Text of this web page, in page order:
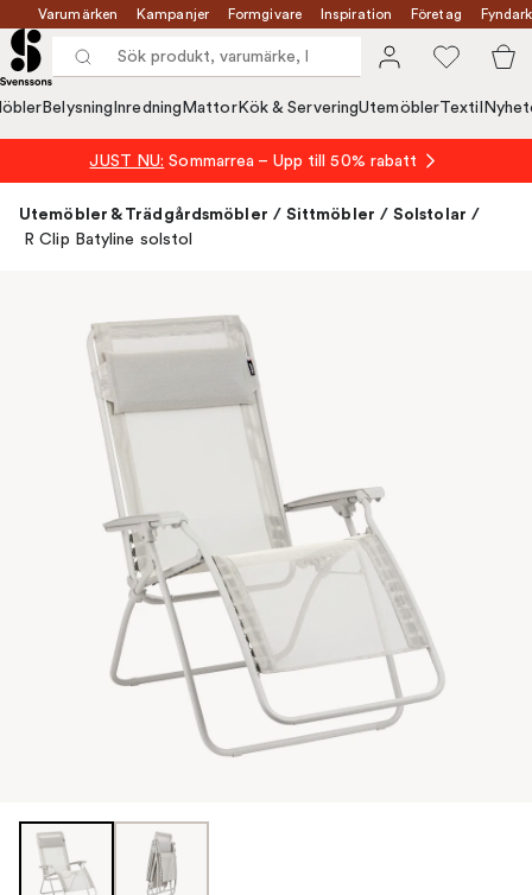
Varumärken Kampanjer Formgivare Inspiration Företag
Belysning Inredning MattorKök & ServeringUtemöblerTextil
JUST NU: Sommarrea – Upp till 50% rabatt
Utemöbler & Trädgårdsmöbler / Sittmöbler / Solstolar /
R Clip Batyline solstol